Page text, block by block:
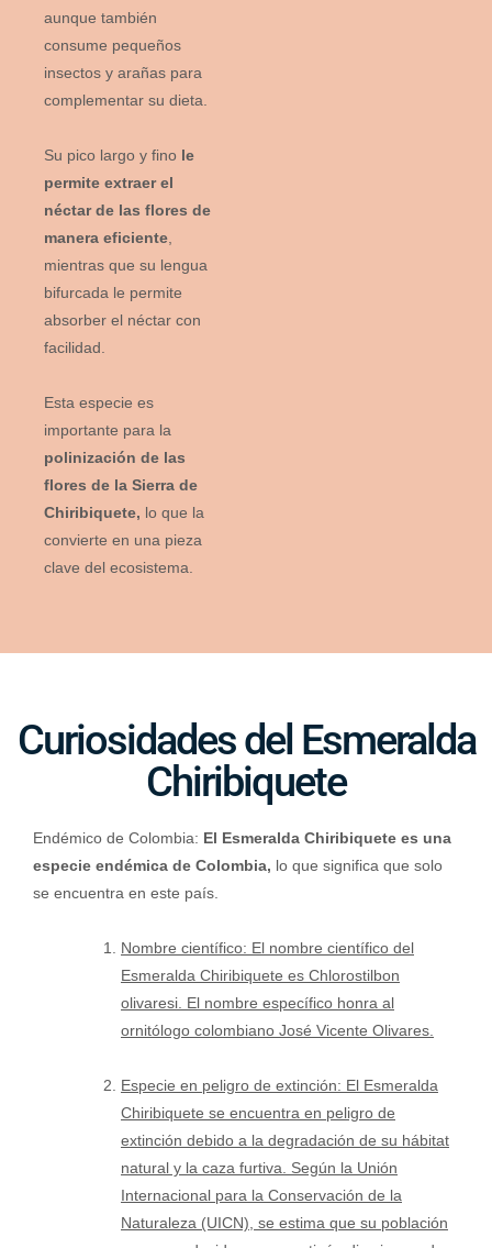
aunque también
consume pequeños
insectos y arañas para
complementar su dieta.
Su pico largo y fino le
permite extraer el
néctar de las flores de
manera eficiente
mientras que su lengua
bifurcada le permite
absorber el néctar con
facilidad.
Esta especie es
importante para la
polinización de las
flores de la Sierra de
Chiribiquete, lo que la
convierte en una pieza
clave del ecosistema.
Curiosidades del Esmeralda
Chiribiquete
Endémico de Colombia: El Esmeralda Chiribiquete es una
especie endémica de Colombia, lo que significa que solo
se encuentra en este país.
Nombre científico: El nombre científico del
Esmeralda Chiribiquete es Chlorostilbon
olivaresi. El nombre específico honra al
ornitólogo colombiano José Vicente Olivares.
Especie en peligro de extinción: El Esmeralda
Chiribiquete se encuentra en peligro de
extinción debido a la degradación de su hábitat
natural y la caza furtiva. Según la Unión
Internacional para la Conservación de la
Naturaleza (UICN), se estima que su población